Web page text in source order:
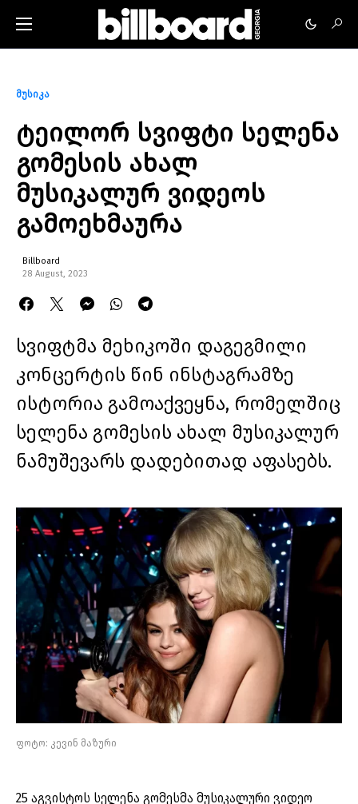
მუსიკა
ტეილორ სვიფტი სელენა
გომესის ახალ
მუსიკალურ ვიდეოს
გამოეხმაურა
Billboard
28 August, 2023
სვიფტმა მეხიკოში დაგეგმილი
კონცერტის წინ ინსტაგრამზე
ისტორია გამოაქვეყნა, რომელშიც
სელენა გომესის ახალ მუსიკალურ
ნამუშევარს დადებითად აფასებს.
ფოტო: კევინ მაზური
25 აგვისტოს სელენა გომესმა მუსიკალური ვიდეო